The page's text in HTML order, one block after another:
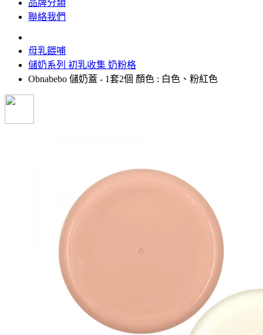
品牌分類
聯絡我們
母乳餵哺
儲奶系列 初乳收集 奶粉格
Obnabebo 儲奶蓋 - 1套2個 顏色 : 白色、粉紅色